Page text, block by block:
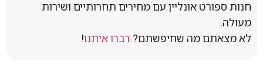
חנות ספורט אונליין עם מחירים תחרותיים ושירות
מעולה.
לא מצאתם מה שחיפשתם? דברו איתנו!